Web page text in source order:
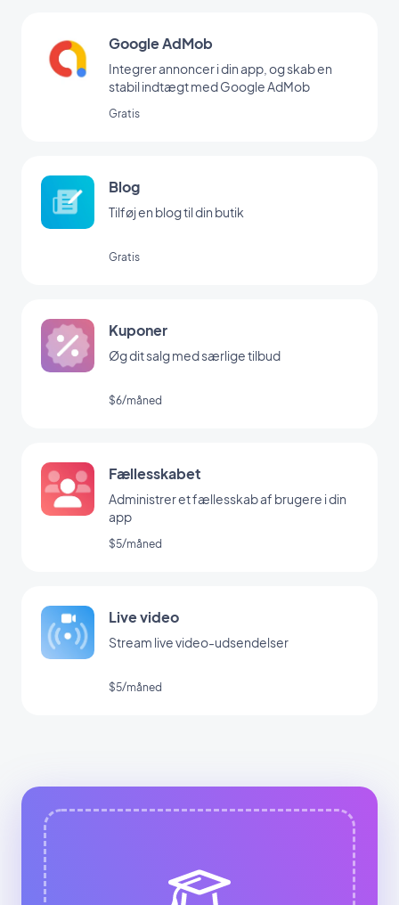
Google AdMob
Integrer annoncer i din app, og skab en
stabil indtægt med Google AdMob
Gratis
Blog
Tilføj en blog til din butik
Gratis
Kuponer
Øg dit salg med særlige tilbud
$6/måned
Fællesskabet
Administrer et fællesskab af brugere i din
app
$5/måned
Live video
Stream live video-udsendelser
$5/måned